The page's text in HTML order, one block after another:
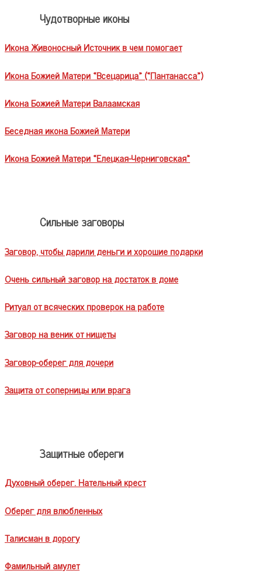
Чудотворные иконы
Икона Живоносный Источник в чем помогает
Икона Божией Матери «Всецарица» («Пантанасса»)
Икона Божией Матери Валаамская
Беседная икона Божией Матери
Икона Божией Матери «Елецкая-Черниговская»
Сильные заговоры
Заговор, чтобы дарили деньги и хорошие подарки
Очень сильный заговор на достаток в доме
Ритуал от всяческих проверок на работе
Заговор на веник от нищеты
Заговор-оберег для дочери
Защита от соперницы или врага
Защитные обереги
Духовный оберег. Нательный крест
Оберег для влюбленных
Талисман в дорогу
Фамильный амулет